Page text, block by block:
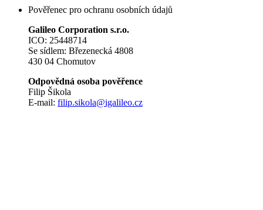
Pověřenec pro ochranu osobních údajů
Galileo Corporation s.r.o.
ICO: 25448714
Se sídlem: Březenecká 4808
430 04 Chomutov
Odpovědná osoba pověřence
Filip Šikola
E-mail: filip.sikola@igalileo.cz